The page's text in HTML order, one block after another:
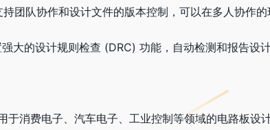
持团队协作和设计文件的版本控制，可以在多人协作的
强大的设计规则检查 (DRC) 功能，自动检测和报告设
于消费电子、汽车电子、工业控制等领域的电路板设计